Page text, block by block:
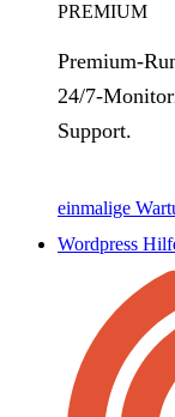
PREMIUM
24/
Support.
einmalige
Wordpress